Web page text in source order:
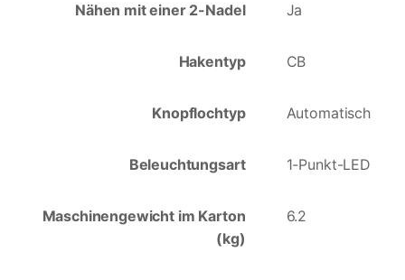
Nähen mit einer 2-Nadel Ja
Hakentyp CB
Knopflochtyp Automatisch
Beleuchtungsart 1-Punkt-LED
Maschinengewicht im Karton
(kg)
6.2